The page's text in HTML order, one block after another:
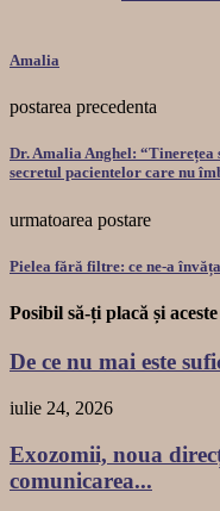
Amalia
postarea precedenta
Dr. Amalia Anghel: “Tinerețea
secretul pacientelor care nu
urmatoarea postare
Pielea fără filtre: ce ne-a
Posibil să-ți placă și
De ce nu mai este
iulie 24, 2026
Exozomii, noua
comunicarea...